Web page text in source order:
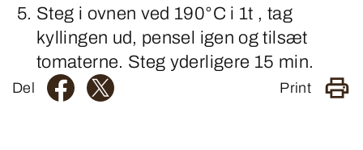
Steg i ovnen ved 190°C i 1t , tag
kyllingen ud, pensel igen og tilsæt
tomaterne. Steg yderligere 15 min.
Del Print